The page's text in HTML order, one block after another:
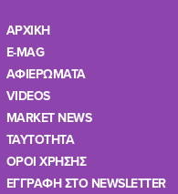
ΑΡΧΙΚΗ
E-MAG
ΑΦΙΕΡΩΜΑΤΑ
VIDEOS
MARKET NEWS
TAYTOTHTA
ΟΡΟΙ ΧΡΗΣΗΣ
ΕΓΓΡΑΦΗ ΣΤΟ NEWSLETTER